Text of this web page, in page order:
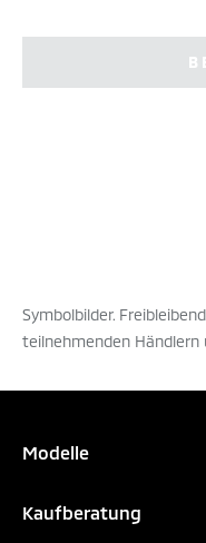
Symbolbilder.
teilnehmenden Händlern
Modelle
Kaufberatung